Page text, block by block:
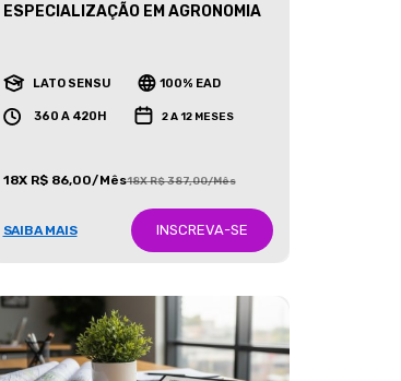
ESPECIALIZAÇÃO EM AGRONOMIA
LATO SENSU 100% EAD
360 A 420H 2 A 12 MESES
18X R$ 86,00/Mês18X R$ 387,00/Mês
SAIBA MAIS INSCREVA-SE